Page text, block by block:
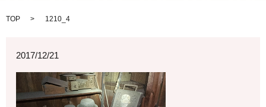
TOP 1210_4
2017/12/21